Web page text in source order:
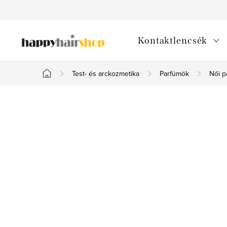
tartalomhoz
Kontaktlencsék
Kezdőlap
Test- és arckozmetika Parfümök Női